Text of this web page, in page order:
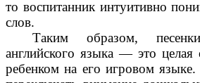
то воспитанник интуитивно
слов.
Таким образом,
английского языка — это целая
ребенком на его игровом